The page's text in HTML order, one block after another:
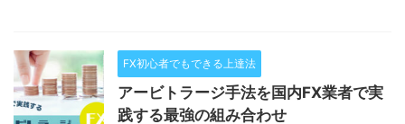
FX初心者でもできる上達法
アービトラージ手法を国内FX業者で実
践する最強の組み合わせ